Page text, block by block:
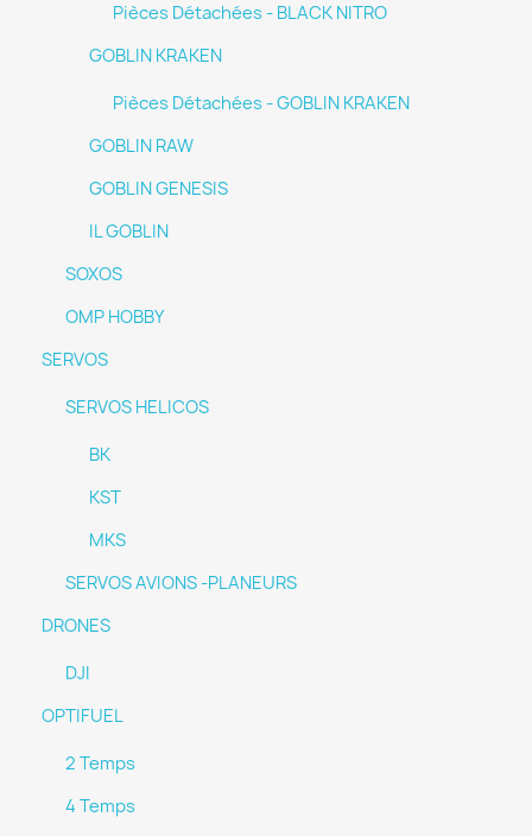
Pièces Détachées - BLACK NITRO
GOBLIN KRAKEN
Pièces Détachées - GOBLIN KRAKEN
GOBLIN RAW
GOBLIN GENESIS
IL GOBLIN
SOXOS
OMP HOBBY
SERVOS
SERVOS HELICOS
BK
KST
MKS
SERVOS AVIONS -PLANEURS
DRONES
DJI
OPTIFUEL
2 Temps
4 Temps